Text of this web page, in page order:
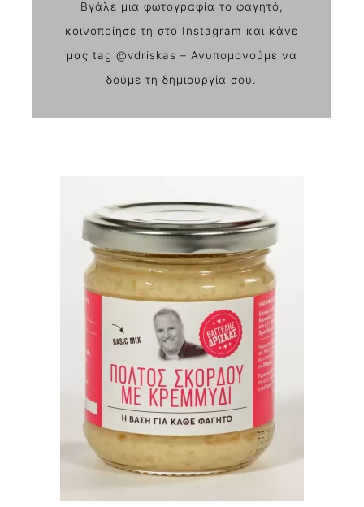
Βγάλε μια φωτογραφία το φαγητό,
κοινοποίησε τη στο Instagram και κάνε
μας tag @vdriskas – Ανυπομονούμε να
δούμε τη δημιουργία σου.